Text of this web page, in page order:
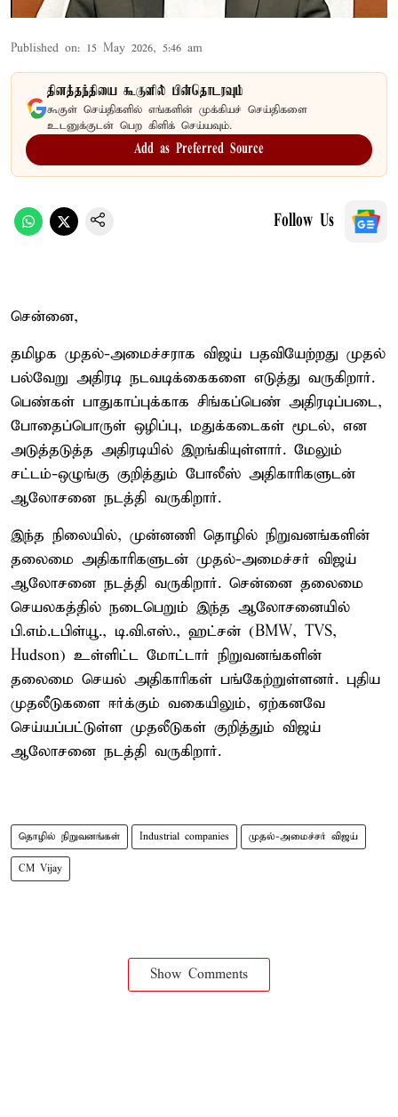
Published on: 15 May 2026, 5:46 am
தினத்தந்தியை கூகுளில் பின்தொடரவும்
கூகுள் செய்திகளில் எங்களின் முக்கியச் செய்திகளை
உடனுக்குடன் பெற கிளிக் செய்யவும்.
Add as Preferred Source
Follow Us
சென்னை,
தமிழக முதல்-அமைச்சராக விஜய் பதவியேற்றது முதல்
பல்வேறு அதிரடி நடவடிக்கைகளை எடுத்து வருகிறார்.
பெண்கள் பாதுகாப்புக்காக சிங்கப்பெண் அதிரடிப்படை,
போதைப்பொருள் ஒழிப்பு, மதுக்கடைகள் மூடல், என
அடுத்தடுத்த அதிரடியில் இறங்கியுள்ளார். மேலும்
சட்டம்-ஒழுங்கு குறித்தும் போலீஸ் அதிகாரிகளுடன்
ஆலோசனை நடத்தி வருகிறார்.
இந்த நிலையில், முன்னணி தொழில் நிறுவனங்களின்
தலைமை அதிகாரிகளுடன் முதல்-அமைச்சர் விஜய்
ஆலோசனை நடத்தி வருகிறார். சென்னை தலைமை
செயலகத்தில் நடைபெறும் இந்த ஆலோசனையில்
பி.எம்.டபிள்யூ., டி.வி.எஸ்., ஹட்சன் (BMW, TVS,
Hudson) உள்ளிட்ட மோட்டார் நிறுவனங்களின்
தலைமை செயல் அதிகாரிகள் பங்கேற்றுள்ளனர். புதிய
முதலீடுகளை ஈர்க்கும் வகையிலும், ஏற்கனவே
செய்யப்பட்டுள்ள முதலீடுகள் குறித்தும் விஜய்
ஆலோசனை நடத்தி வருகிறார்.
தொழில் நிறுவனங்கள் Industrial companies முதல்-அமைச்சர் விஜய்
CM Vijay
Show Comments